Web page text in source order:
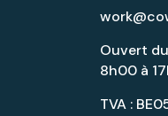
Ouvert
8h00 à
TVA :